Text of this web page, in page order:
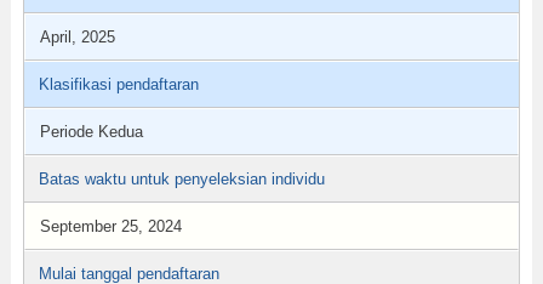
April, 2025
Klasifikasi pendaftaran
Periode Kedua
Batas waktu untuk penyeleksian individu
September 25, 2024
Mulai tanggal pendaftaran